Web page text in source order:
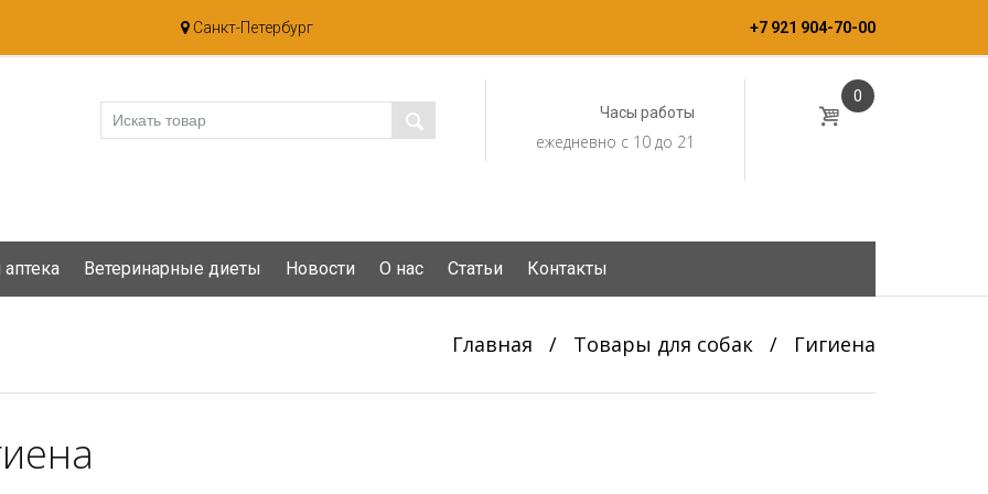
Санкт-Петербург +7 921 904-70-00
Часы работы
ежедневно с 10 до 21
0
Ветеринарные диеты Новости О нас Статьи Контакты
Главная / Товары для собак / Гигиена